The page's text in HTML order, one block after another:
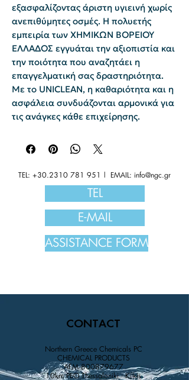
εξασφαλίζοντας άριστη υγιεινή χωρίς
ανεπιθύμητες οσμές. Η πολυετής
εμπειρία των ΧΗΜΙΚΩΝ ΒΟΡΕΙΟΥ
ΕΛΛΑΔΟΣ εγγυάται την αξιοπιστία και
την ποιότητα που αναζητάει η
επαγγελματική σας δραστηριότητα.
Με το UNICLEAN, η καθαριότητα και η
ασφάλεια συνδυάζονται αρμονικά για
τις ανάγκες κάθε επιχείρησης.
TEL: +30.2310 781 951 | EMAIL: info@ngc.gr
TEL
E-MAIL
ASSISTANCE FORM
Northern Greece Chemicals PC
CHEMICAL PRODUCTS
AFM800879677
10km PEO Thessaloniki - Kilkis
CONTACT